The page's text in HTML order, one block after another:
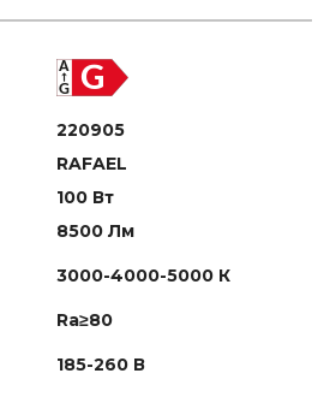
220905
RAFAEL
100 Вт
8500 Лм
3000-4000-5000 К
Ra≥80
185-260 В